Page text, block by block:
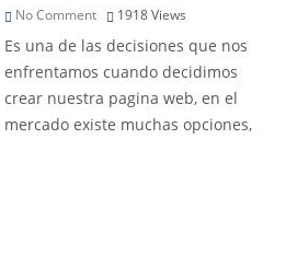
No Comment
1918Views
Es una de las decisiones que nos
enfrentamos cuando decidimos
crear nuestra pagina web, en el
mercado existe muchas opciones,